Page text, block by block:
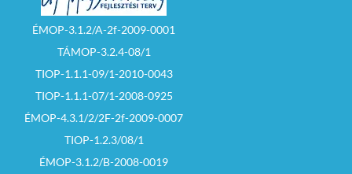
ÉMOP-3.1.2/A-2f-2009-0001
TÁMOP-3.2.4-08/1
TIOP-1.1.1-09/1-2010-0043
TIOP-1.1.1-07/1-2008-0925
ÉMOP-4.3.1/2/2F-2f-2009-0007
TIOP-1.2.3/08/1
ÉMOP-3.1.2/B-2008-0019